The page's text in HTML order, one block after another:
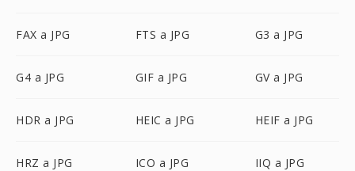
FAX a JPG FTS a JPG G3 a JPG
G4 a JPG GIF a JPG GV a JPG
HDR a JPG HEIC a JPG HEIF a JPG
HRZ a JPG ICO a JPG IIQ a JPG